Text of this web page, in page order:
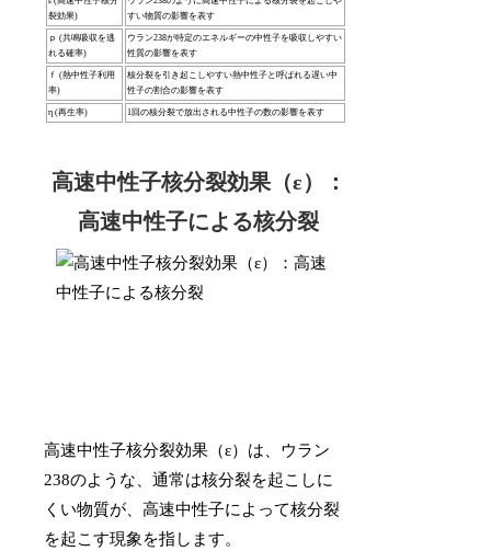
裂効果)
すい物質の影響を表す
ｐ (共鳴吸収を逃
れる確率)
ウラン238が特定のエネルギーの中性子を吸収しやすい
性質の影響を表す
ｆ (熱中性子利用
率)
核分裂を引き起こしやすい熱中性子と呼ばれる遅い中
性子の割合の影響を表す
η (再生率) 1回の核分裂で放出される中性子の数の影響を表す
高速中性子核分裂効果（ε）：
高速中性子による核分裂
高速中性子核分裂効果（ε）は、ウラン
238のような、通常は核分裂を起こしに
くい物質が、高速中性子によって核分裂
を起こす現象を指します。